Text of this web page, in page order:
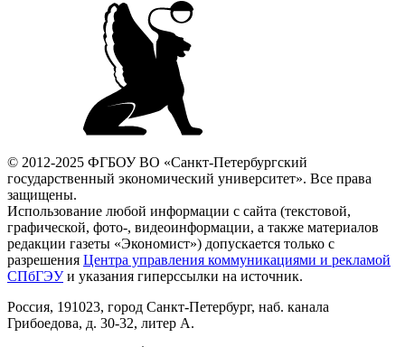
© 2012-2025 ФГБОУ ВО «Санкт-Петербургский
государственный экономический университет». Все права
защищены.
Использование любой информации с сайта (текстовой,
графической, фото-, видеоинформации, а также материалов
редакции газеты «Экономист») допускается только с
разрешения Центра управления коммуникациями и рекламой
СПбГЭУи указания гиперссылки на источник.
Россия, 191023, город Санкт-Петербург, наб. канала
Грибоедова, д. 30-32, литер А.